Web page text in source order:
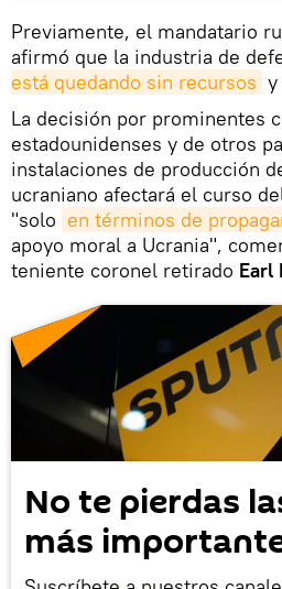
Previamente, el mandatario
afirmó que la industria de
está quedando sin recursos y
La decisión por prominentes
estadounidenses y de otros
instalaciones de producción
ucraniano afectará el curso
"solo en términos de
apoyo moral a Ucrania",
teniente coronel retirado Earl
No te pierdas
más